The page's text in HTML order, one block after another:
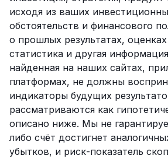
исходя из ваших
обстоятельств и финансового
о прошлых результатах,
статистика и другая
найденная на наших сайтах,
платформах, не должны
индикаторы будущих
рассматриваются как
описано ниже. Мы не
либо счёт достигнет
убытков, и риск-показатель